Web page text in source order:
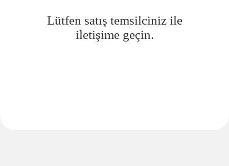
Lütfen satış temsilciniz ile
iletişime geçin.